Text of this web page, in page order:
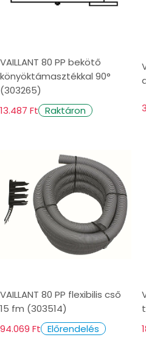
VAILLANT 80 PP bekötő
könyöktámasztékkal 90°
(303265)
13.487 Ft Raktáron
VAILLANT 80 PP flexibilis cső
15 fm (303514)
94.069 Ft Előrendelés